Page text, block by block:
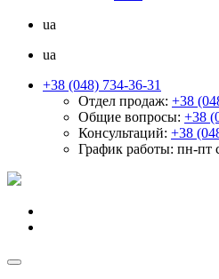
ua
ua
+38 (048) 734-36-31
Отдел продаж: +38
Общие вопросы: +38
Консультаций: +38
График работы: пн-пт